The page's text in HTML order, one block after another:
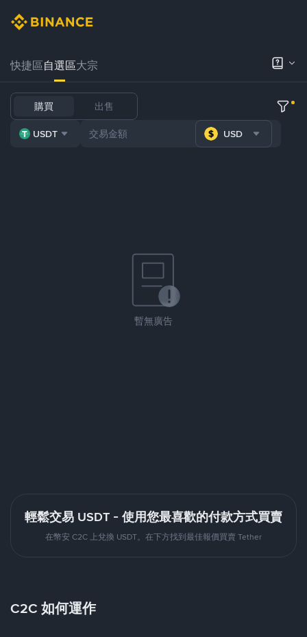
快捷區自選區大宗
購買 出售
USDT USD
暫無廣告
輕鬆交易 USDT - 使用您最喜歡的付款方式買賣
在幣安 C2C 上兌換 USDT。在下方找到最佳報價買賣 Tether
C2C 如何運作